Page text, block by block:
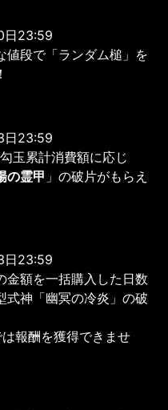
日23:59
値段で「ランダム槌」を
日23:59
玉累計消費額に応じ
の霊甲 」の破片がもらえ
日23:59
金額を一括購入した日数
式神「幽冥の冷炎」の破
報酬を獲得できませ